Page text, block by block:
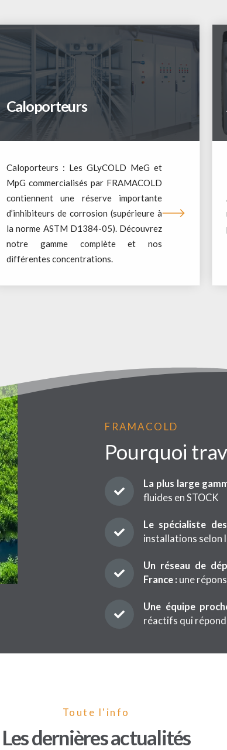
Caloporteurs
Caloporteurs : Les GLyCOLD MeG et
MpG commercialisés par FRAMACOLD
contiennent une réserve importante
d’inhibiteurs de corrosion (supérieure à
la norme ASTM D1384-05). Découvrez
notre gamme complète et nos
différentes concentrations.
FRAMACOLD
Pourquoi
La plus large
fluides en STOCK
Le spécialiste
installations selon
Un réseau de
France : une
Une équipe
réactifs qui
Toute l'info
Les dernières actualités